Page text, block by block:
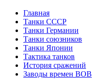
Главная
Танки СССР
Танки Германии
Танки союзников
Танки Японии
Тактика танков
История сражений
Заводы времен ВОВ